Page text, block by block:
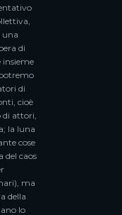
una
di
insieme
di
cioè
attori,
la luna
cose
del caos
ma
della
lo